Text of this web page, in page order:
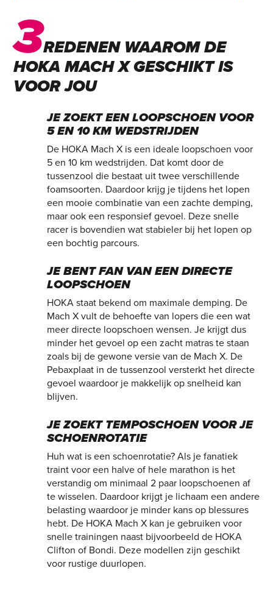
3REDENEN WAAROM DE
HOKA MACH X GESCHIKT IS
VOOR JOU
JE ZOEKT EEN LOOPSCHOEN VOOR
5 EN 10 KM WEDSTRIJDEN
De HOKA Mach X is een ideale loopschoen voor
5 en 10 km wedstrijden. Dat komt door de
tussenzool die bestaat uit twee verschillende
foamsoorten. Daardoor krijg je tijdens het lopen
een mooie combinatie van een zachte demping,
maar ook een responsief gevoel. Deze snelle
racer is bovendien wat stabieler bij het lopen op
een bochtig parcours.
JE BENT FAN VAN EEN DIRECTE
LOOPSCHOEN
HOKA staat bekend om maximale demping. De
Mach X vult de behoefte van lopers die een wat
meer directe loopschoen wensen. Je krijgt dus
minder het gevoel op een zacht matras te staan
zoals bij de gewone versie van de Mach X. De
Pebaxplaat in de tussenzool versterkt het directe
gevoel waardoor je makkelijk op snelheid kan
blijven.
JE ZOEKT TEMPOSCHOEN VOOR JE
SCHOENROTATIE
Huh wat is een schoenrotatie? Als je fanatiek
traint voor een halve of hele marathon is het
verstandig om minimaal 2 paar loopschoenen af
te wisselen. Daardoor krijgt je lichaam een andere
belasting waardoor je minder kans op blessures
hebt. De HOKA Mach X kan je gebruiken voor
snelle trainingen naast bijvoorbeeld de HOKA
Clifton of Bondi. Deze modellen zijn geschikt
voor rustige duurlopen.